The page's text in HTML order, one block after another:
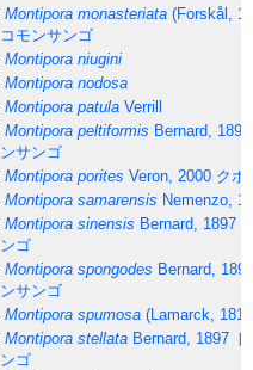
Montipora monasteriata (Forskål,
コモンサンゴ
Montipora niugini
Montipora nodosa
Montipora patula Verrill
Montipora peltiformis Bernard, 1897
ンサンゴ
Montipora porites Veron, 2000 クボ
Montipora samarensis Nemenzo,
Montipora sinensis Bernard, 1897
ンゴ
Montipora spongodes Bernard, 1897
ンサンゴ
Montipora spumosa (Lamarck,
Montipora stellata Bernard, 1897
ンゴ